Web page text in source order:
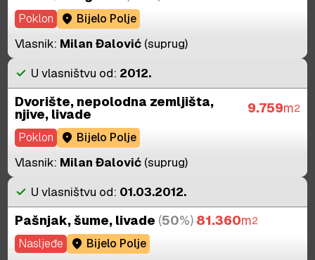
Poklon location_on Bijelo Polje
Vlasnik: Milan Đalović (suprug)
check U vlasništvu od: 2012.
Dvorište, nepolodna zemljišta,
njive, livade 9.759m2
Poklon location_on Bijelo Polje
Vlasnik: Milan Đalović (suprug)
check U vlasništvu od: 01.03.2012.
Pašnjak, šume, livade (50%) 81.360m2
Nasljeđe location_on Bijelo Polje